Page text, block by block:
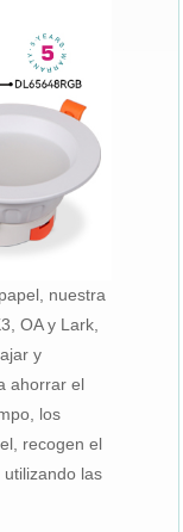
nuestra
OA y Lark,
y
ahorrar el
los
recogen el
las